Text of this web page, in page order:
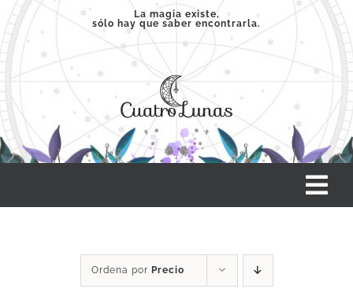
Saltar
contenido
La magia existe,
sólo hay que saber encontrarla.
SERVICIOS
Ordena por Precio